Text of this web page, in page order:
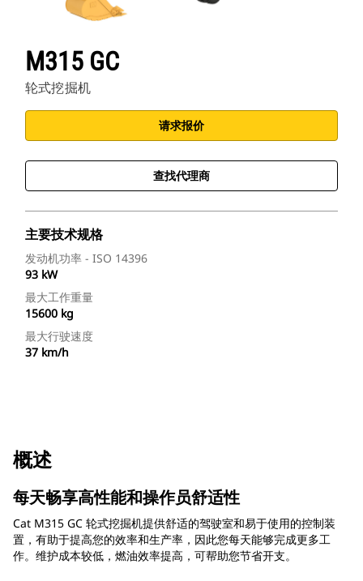
M315 GC
轮式挖掘机
请求报价
查找代理商
主要技术规格
发动机功率 - ISO 14396
93 kW
最大工作重量
15600 kg
最大行驶速度
37 km/h
概述
每天畅享高性能和操作员舒适性
Cat M315 GC 轮式挖掘机提供舒适的驾驶室和易于使用的控制装
置，有助于提高您的效率和生产率，因此您每天能够完成更多工
作。维护成本较低，燃油效率提高，可帮助您节省开支。